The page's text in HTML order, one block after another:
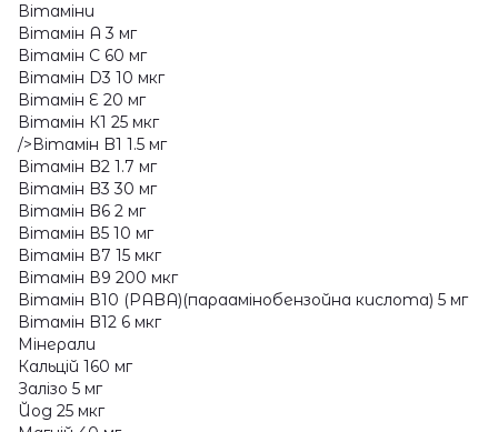
Вітаміни
Вітамін A 3 мг
Вітамін C 60 мг
Вітамін D3 10 мкг
Вітамін E 20 мг
Вітамін К1 25 мкг
/>Вітамін B1 1.5 мг
Вітамін B2 1.7 мг
Вітамін B3 30 мг
Вітамін B6 2 мг
Вітамін В5 10 мг
Вітамін В7 15 мкг
Вітамін В9 200 мкг
Вітамін В10 (PABA)(параамінобензойна кислота) 5 мг
Вітамін B12 6 мкг
Мінерали
Кальцій 160 мг
Залізо 5 мг
Йод 25 мкг